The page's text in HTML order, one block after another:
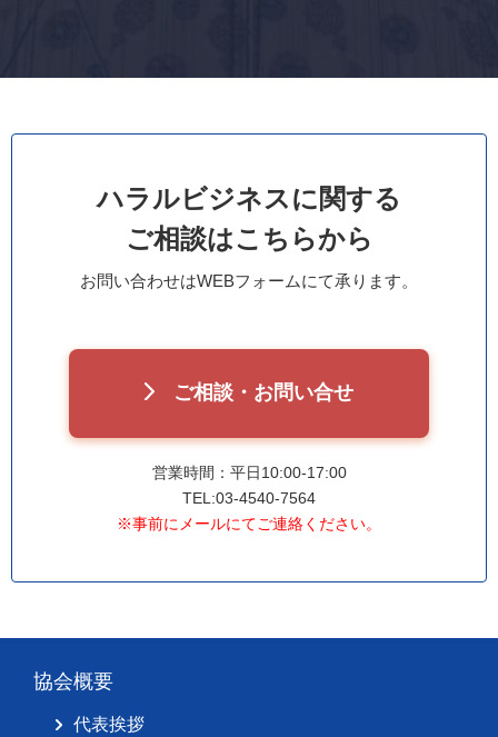
ハラルビジネスに関する
ご相談はこちらから
お問い合わせはWEBフォームにて承ります。
ご相談・お問い合せ
営業時間：平日10:00-17:00
TEL:03-4540-7564
※事前にメールにてご連絡ください。
協会概要
代表挨拶